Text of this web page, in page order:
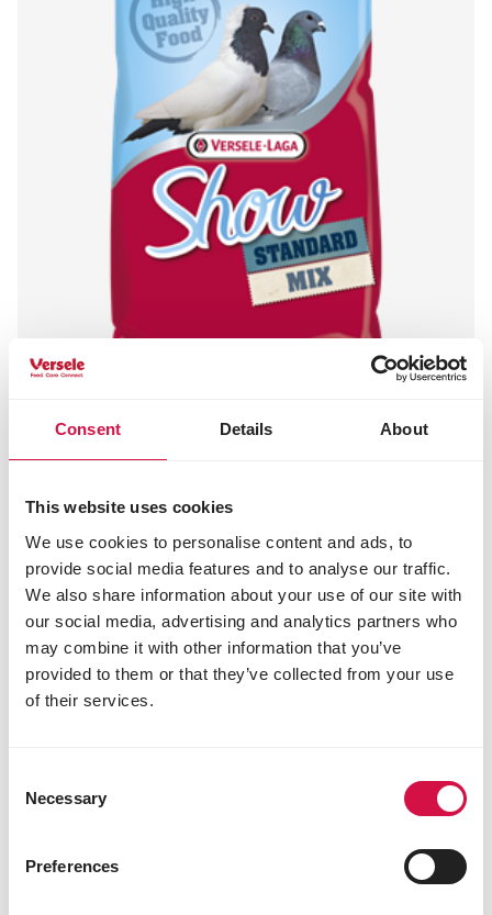
Consent Details About
This website uses cookies
We use cookies to personalise content and ads, to
provide social media features and to analyse our traffic.
We also share information about your use of our site with
our social media, advertising and analytics partners who
may combine it with other information that you’ve
provided to them or that they’ve collected from your use
of their services.
Selection
Necessary
Preferences
SHOW
Standard Koningsparels
Mengeling zonder maïs en tarwe